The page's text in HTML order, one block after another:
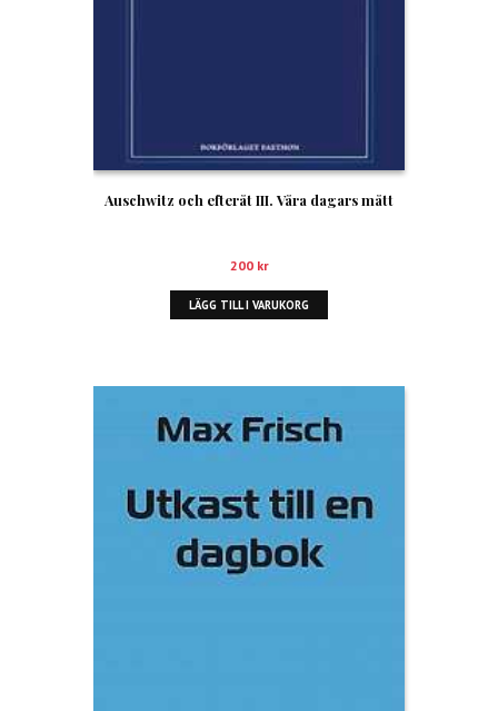
Auschwitz och efteråt III. Våra dagars mått
200 kr
LÄGG TILL I VARUKORG